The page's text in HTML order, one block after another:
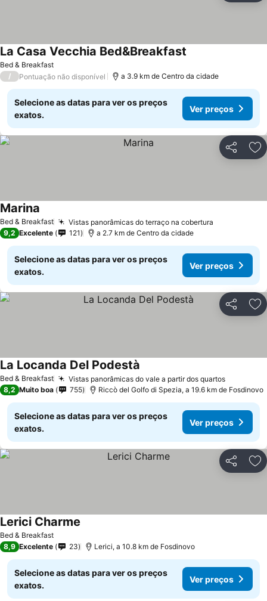
Bed & Breakfast
La Casa Vecchia Bed&Breakfast
/ Pontuação não disponível a 3.9 km de Centro da cidade
Selecione as datas para ver os preços
exatos.
Ver preços
Partilhar
Bed & Breakfast Vistas panorâmicas do terraço na cobertura
Marina
9,2 Excelente 121 a 2.7 km de Centro da cidade
Selecione as datas para ver os preços
exatos.
Ver preços
Partilhar
Bed & Breakfast Vistas panorâmicas do vale a partir dos quartos
La Locanda Del Podestà
8,2 Muito boa 755 Riccò del Golfo di Spezia, a 19.6 km de Fosdinovo
Selecione as datas para ver os preços
exatos.
Ver preços
Partilhar
Bed & Breakfast
Lerici Charme
8,9 Excelente 23 Lerici, a 10.8 km de Fosdinovo
Selecione as datas para ver os preços
exatos.
Ver preços